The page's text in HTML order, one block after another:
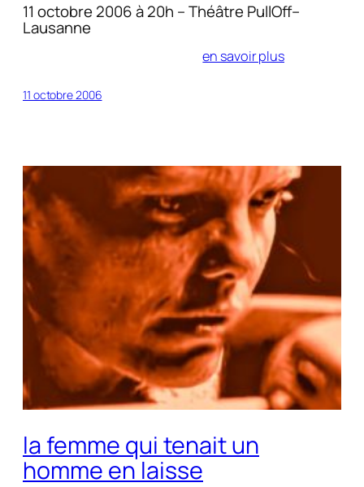
11 octobre 2006 à 20h – Théâtre PullOff–
Lausanne
en savoir plus
11 octobre 2006
la femme qui tenait un
homme en laisse